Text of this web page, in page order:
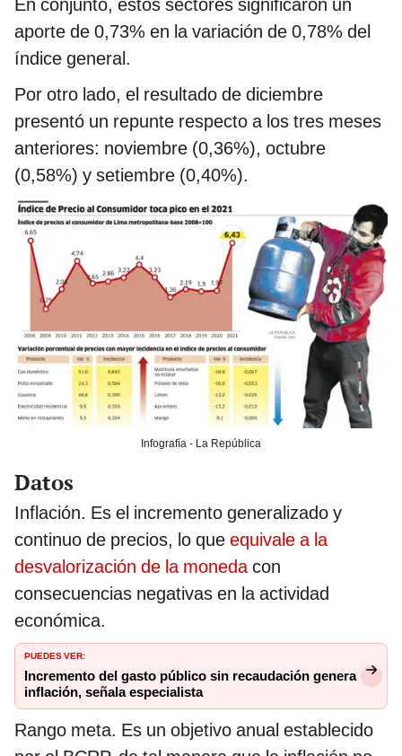
En conjunto, estos sectores significaron un
aporte de 0,73% en la variación de 0,78% del
índice general.
Por otro lado, el resultado de diciembre
presentó un repunte respecto a los tres meses
anteriores: noviembre (0,36%), octubre
(0,58%) y setiembre (0,40%).
Infografía - La República
Datos
Inflación. Es el incremento generalizado y
continuo de precios, lo que equivale a la
desvalorización de la monedacon
consecuencias negativas en la actividad
económica.
PUEDES VER:
Incremento del gasto público sin recaudación genera
inflación, señala especialista
Rango meta. Es un objetivo anual establecido